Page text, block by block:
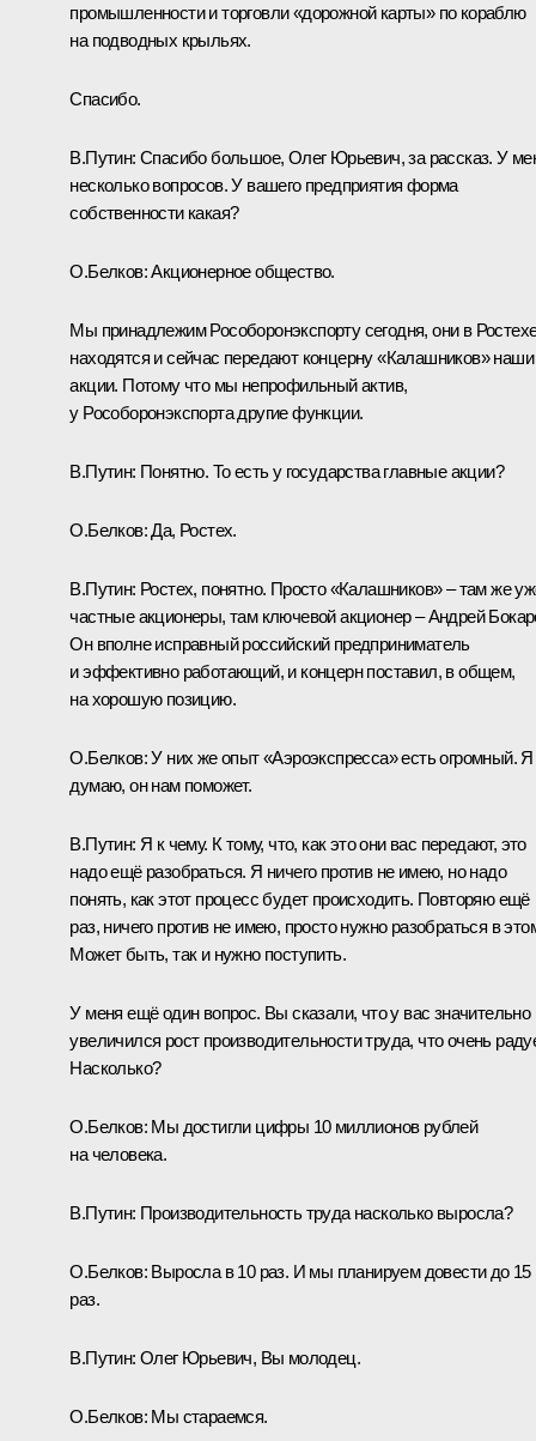
промышленности и торговли «дорожной карты» по кораблю
на подводных крыльях.
Спасибо.
В.Путин: Спасибо большое, Олег Юрьевич, за рассказ. У
несколько вопросов. У вашего предприятия форма
собственности какая?
О.Белков:Акционерное общество.
Мы принадлежим Рособоронэкспорту сегодня, они в
находятся и сейчас передают концерну «Калашников» наши
акции. Потому что мы непрофильный актив,
у Рособоронэкспорта другие функции.
В.Путин: Понятно. То есть у государства главные акции?
О.Белков:Да, Ростех.
В.Путин: Ростех, понятно. Просто «Калашников» – там же
частные акционеры, там ключевой акционер – Андрей
Он вполне исправный российский предприниматель
и эффективно работающий, и концерн поставил, в общем,
на хорошую позицию.
О.Белков:У них же опыт «Аэроэкспресса» есть огромный. Я
думаю, он нам поможет.
В.Путин: Я к чему. К тому, что, как это они вас передают, это
надо ещё разобраться. Я ничего против не имею, но надо
понять, как этот процесс будет происходить. Повторяю ещё
раз, ничего против не имею, просто нужно разобраться в
Может быть, так и нужно поступить.
У меня ещё один вопрос. Вы сказали, что у вас значительно
увеличился рост производительности труда, что очень
Насколько?
О.Белков: Мы достигли цифры 10 миллионов рублей
на человека.
В.Путин: Производительность труда насколько выросла?
О.Белков: Выросла в 10 раз. И мы планируем довести до 15
раз.
В.Путин: Олег Юрьевич, Вы молодец.
О.Белков: Мы стараемся.